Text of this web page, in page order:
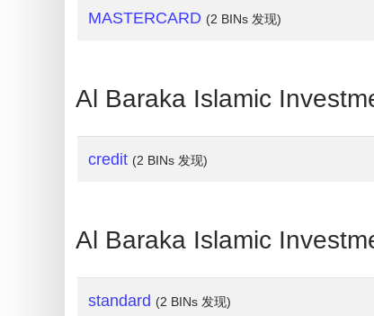
What
IP
Address
?
IP
BIN
MASTERCARD (2 BINs 发现)
Al Baraka Islamic
credit (2 BINs 发现)
Al Baraka Islamic
standard (2 BINs 发现)